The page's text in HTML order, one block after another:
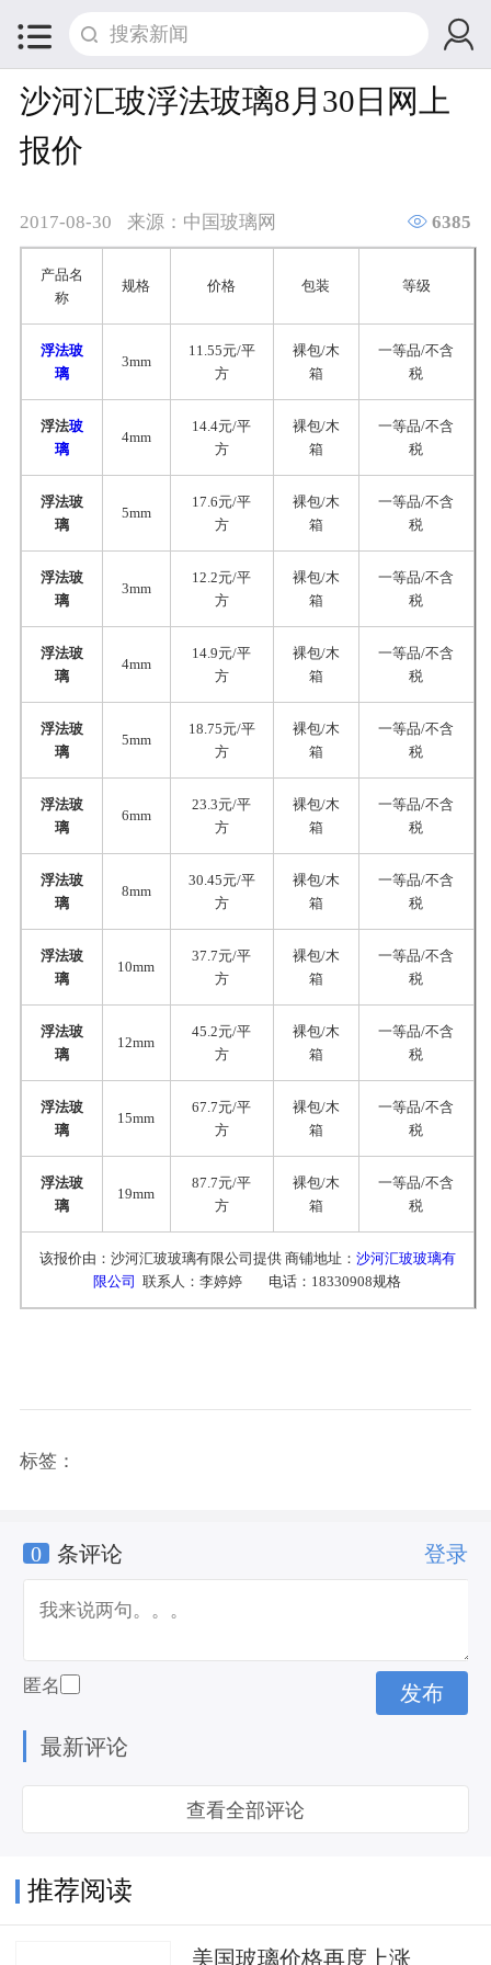
 
沙河汇玻浮法玻璃8月30日网上
报价
2017-08-30 来源：中国玻璃网  6385
产品名
称
规格 价格 包装 等级
浮法玻
璃
3mm
11.55元/平
方
裸包/木
箱
一等品/不含
税
浮法玻
璃
4mm
14.4元/平
方
裸包/木
箱
一等品/不含
税
浮法玻
璃
5mm
17.6元/平
方
裸包/木
箱
一等品/不含
税
浮法玻
璃
3mm
12.2元/平
方
裸包/木
箱
一等品/不含
税
浮法玻
璃
4mm
14.9元/平
方
裸包/木
箱
一等品/不含
税
浮法玻
璃
5mm
18.75元/平
方
裸包/木
箱
一等品/不含
税
浮法玻
璃
6mm
23.3元/平
方
裸包/木
箱
一等品/不含
税
浮法玻
璃
8mm
30.45元/平
方
裸包/木
箱
一等品/不含
税
浮法玻
璃
10mm
37.7元/平
方
裸包/木
箱
一等品/不含
税
浮法玻
璃
12mm
45.2元/平
方
裸包/木
箱
一等品/不含
税
浮法玻
璃
15mm
67.7元/平
方
裸包/木
箱
一等品/不含
税
浮法玻
璃
19mm
87.7元/平
方
裸包/木
箱
一等品/不含
税
该报价由：沙河汇玻玻璃有限公司提供 商铺地址： 沙河汇玻玻璃有
限公司 联系人：李婷婷 电话：18330908规格
标签：
0 条评论 登录
匿名
最新评论
查看全部评论
推荐阅读
美国玻璃价格再度上涨